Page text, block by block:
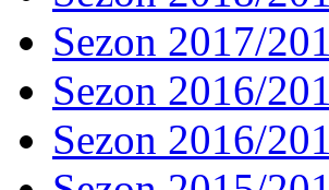
Sezon 2017/
Sezon 2016/
Sezon 2016/